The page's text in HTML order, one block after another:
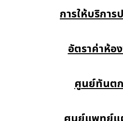
การให้บริการ
อัตราค่าห้อ
ศูนย์ทันต